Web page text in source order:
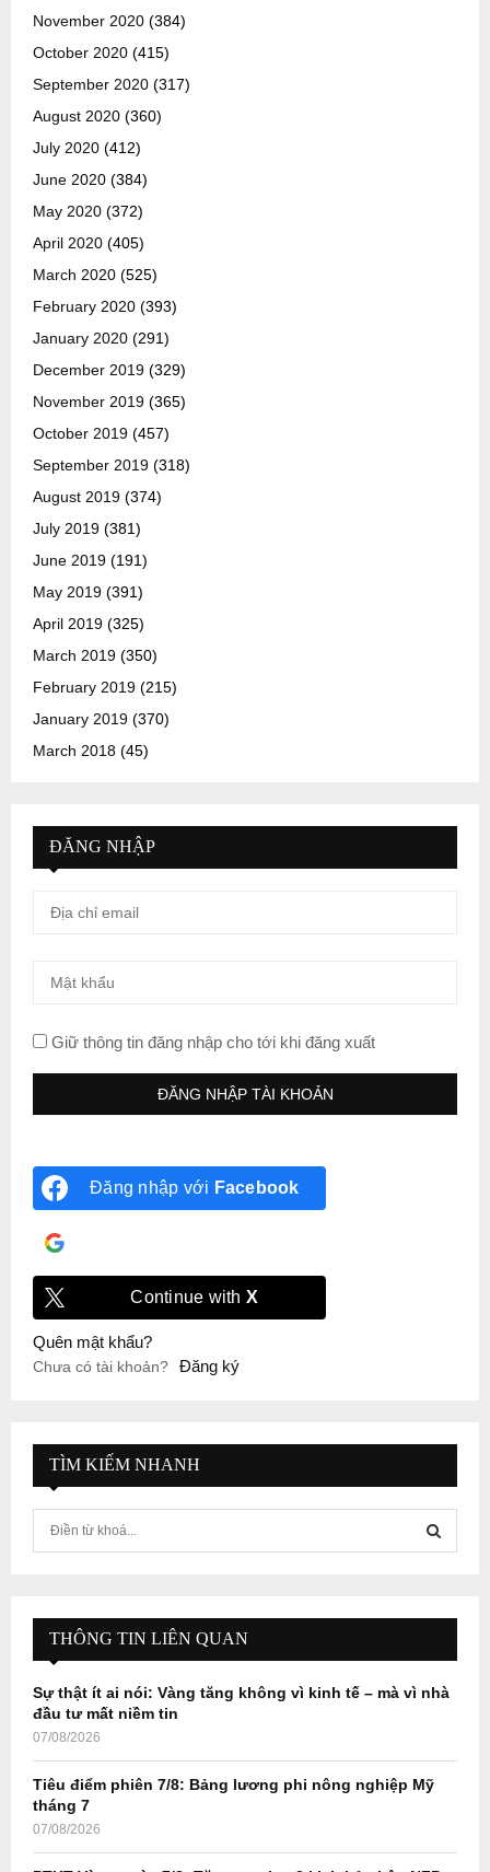
November 2020 (384)
October 2020 (415)
September 2020 (317)
August 2020 (360)
July 2020 (412)
June 2020 (384)
May 2020 (372)
April 2020 (405)
March 2020 (525)
February 2020 (393)
January 2020 (291)
December 2019 (329)
November 2019 (365)
October 2019 (457)
September 2019 (318)
August 2019 (374)
July 2019 (381)
June 2019 (191)
May 2019 (391)
April 2019 (325)
March 2019 (350)
February 2019 (215)
January 2019 (370)
March 2018 (45)
ĐĂNG NHẬP
Giữ thông tin đăng nhập cho tới khi đăng xuất
Đăng nhập với Facebook
Continue with X
Quên mật khẩu?
Chưa có tài khoản? Đăng ký
TÌM KIẾM NHANH
f
r
E
A
H
THÔNG TIN LIÊN QUAN
Sự thật ít ai nói: Vàng tăng không vì kinh tế – mà vì nhà
đầu tư mất niềm tin
07/08/2026
Tiêu điểm phiên 7/8: Bảng lương phi nông nghiệp Mỹ
tháng 7
07/08/2026